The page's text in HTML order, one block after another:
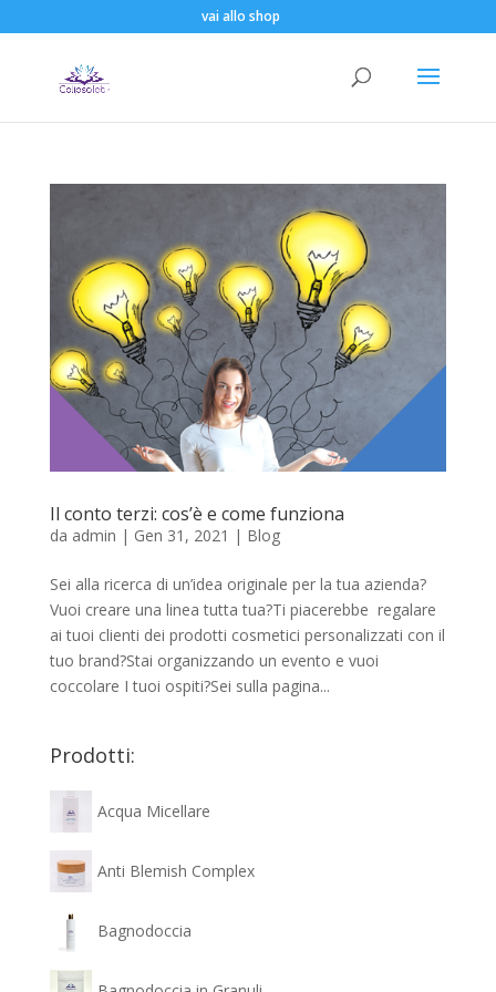
vai allo shop
Il conto terzi: cos’è e come funziona
da admin | Gen 31, 2021 | Blog
Sei alla ricerca di un’idea originale per la tua azienda?
Vuoi creare una linea tutta tua?Ti piacerebbe regalare
ai tuoi clienti dei prodotti cosmetici personalizzati con il
tuo brand?Stai organizzando un evento e vuoi
coccolare I tuoi ospiti?Sei sulla pagina...
Prodotti:
Acqua Micellare
Anti Blemish Complex
Bagnodoccia